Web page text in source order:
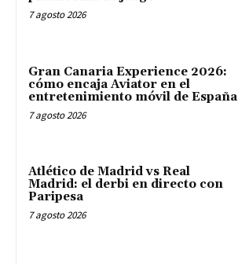
7 agosto 2026
Gran Canaria Experience 2026:
cómo encaja Aviator en el
entretenimiento móvil de España
7 agosto 2026
Atlético de Madrid vs Real
Madrid: el derbi en directo con
Paripesa
7 agosto 2026